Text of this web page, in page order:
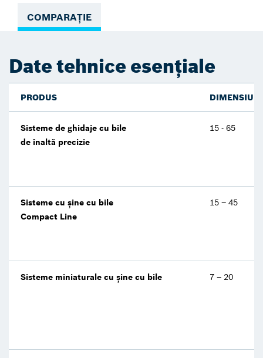
COMPARAȚIE
Date tehnice esențiale
PRODUS
Sisteme de ghidaje cu bile
de înaltă precizie
15 - 65
Sisteme cu șine cu bile
Compact Line
15 – 45
Sisteme miniaturale cu șine cu bile 7 – 20